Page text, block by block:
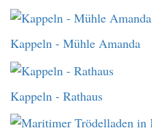
Kappeln - Mühle Amanda
Kappeln - Rathaus